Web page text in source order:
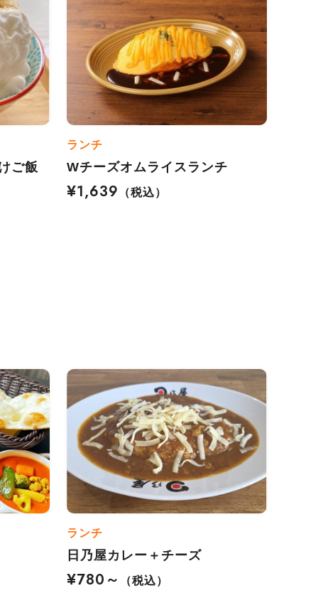
ご飯
ランチ
Wチーズオムライスランチ
¥1,639
（税込）
ランチ
日乃屋カレー＋チーズ
¥780～
（税込）